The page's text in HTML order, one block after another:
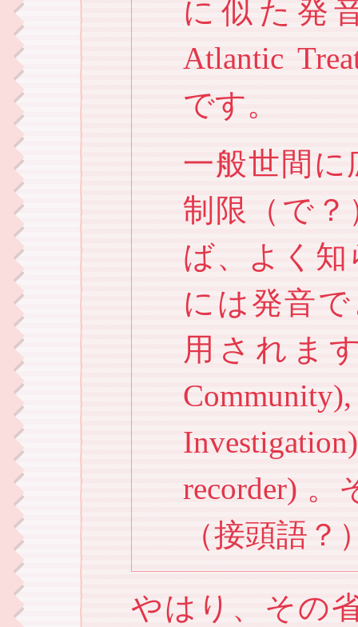
に似た発
Atlantic
です。
一般世間
制限（で？
ば、よく
には発音で
用されま
recorder)
（接頭語
やはり、その